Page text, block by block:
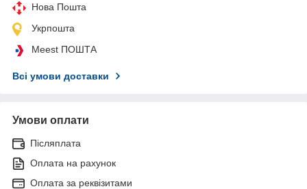
Нова Пошта
Укрпошта
Meest ПОШТА
Всі умови доставки
Умови оплати
Післяплата
Оплата на рахунок
Оплата за реквізитами